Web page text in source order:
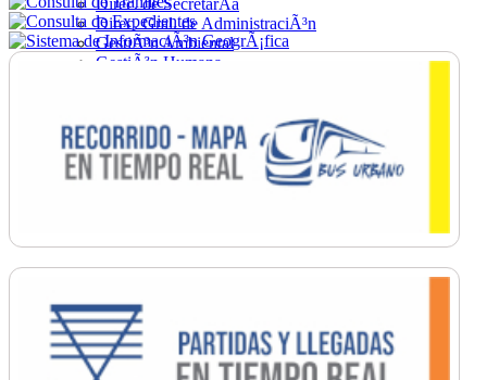
Direc. de SecretarÃ­a
Direc. Gral. de AdministraciÃ³n
GestiÃ³n Ambiental
GestiÃ³n Humana
Ordenamiento
PromociÃ³n Social
Salud
SecretarÃ­a General